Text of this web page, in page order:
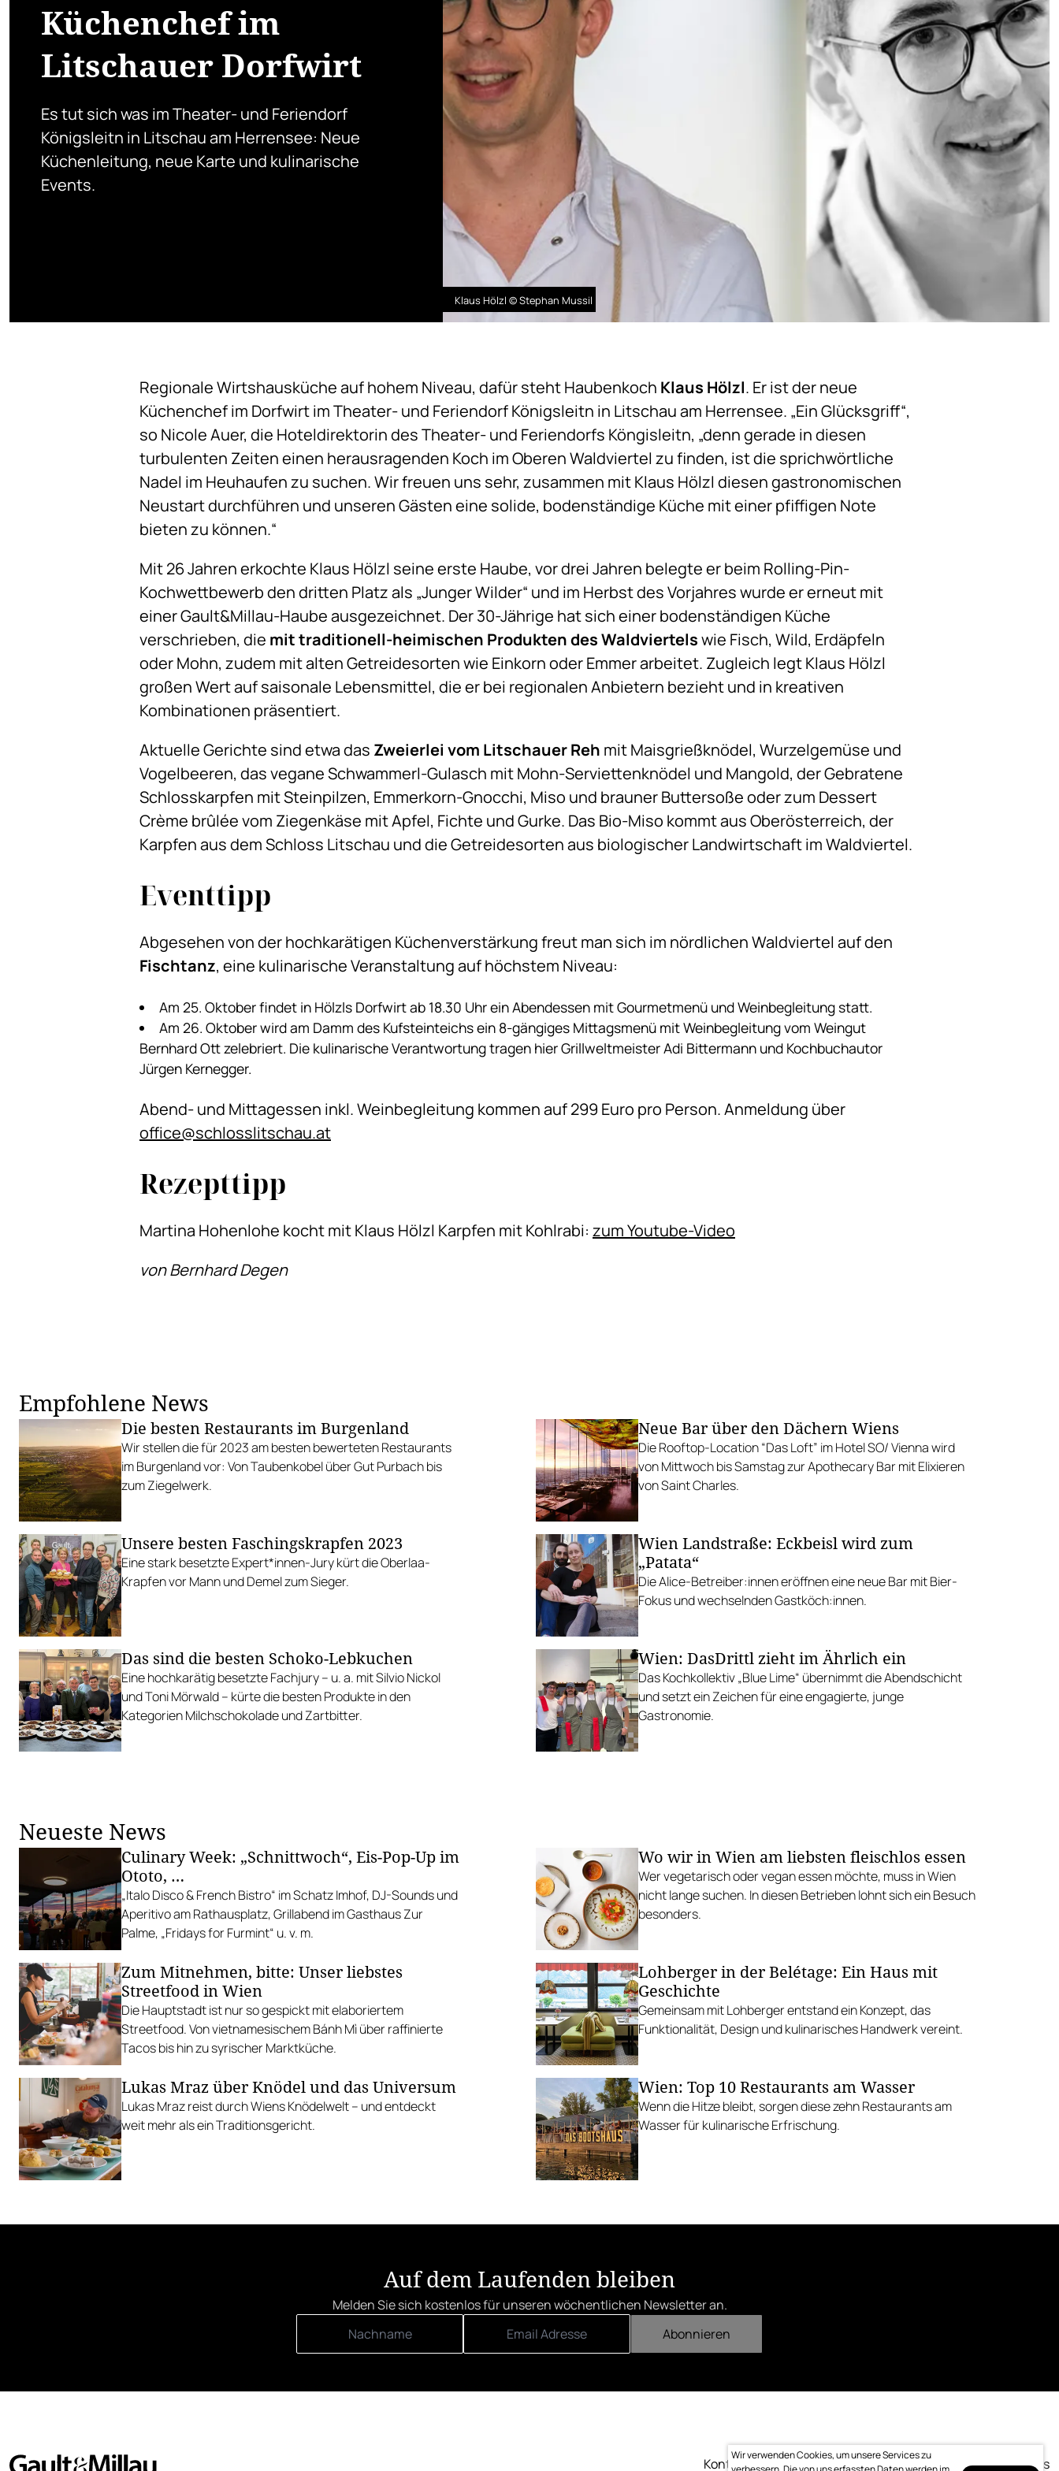
Küchenchef im
Litschauer Dorfwirt
Es tut sich was im Theater- und Feriendorf
Königsleitn in Litschau am Herrensee: Neue
Küchenleitung, neue Karte und kulinarische
Events.
Klaus Hölzl © Stephan Mussil
Regionale Wirtshausküche auf hohem Niveau, dafür steht Haubenkoch Klaus Hölzl. Er ist der neue
Küchenchef im Dorfwirt im Theater- und Feriendorf Königsleitn in Litschau am Herrensee. „Ein Glücksgriff“,
so Nicole Auer, die Hoteldirektorin des Theater- und Feriendorfs Köngisleitn, „denn gerade in diesen
turbulenten Zeiten einen herausragenden Koch im Oberen Waldviertel zu finden, ist die sprichwörtliche
Nadel im Heuhaufen zu suchen. Wir freuen uns sehr, zusammen mit Klaus Hölzl diesen gastronomischen
Neustart durchführen und unseren Gästen eine solide, bodenständige Küche mit einer pfiffigen Note
bieten zu können.“
Mit 26 Jahren erkochte Klaus Hölzl seine erste Haube, vor drei Jahren belegte er beim Rolling-Pin-
Kochwettbewerb den dritten Platz als „Junger Wilder“ und im Herbst des Vorjahres wurde er erneut mit
einer Gault&Millau-Haube ausgezeichnet. Der 30-Jährige hat sich einer bodenständigen Küche
verschrieben, die mit traditionell-heimischen Produkten des Waldviertelswie Fisch, Wild, Erdäpfeln
oder Mohn, zudem mit alten Getreidesorten wie Einkorn oder Emmer arbeitet. Zugleich legt Klaus Hölzl
großen Wert auf saisonale Lebensmittel, die er bei regionalen Anbietern bezieht und in kreativen
Kombinationen präsentiert.
Aktuelle Gerichte sind etwa das Zweierlei vom Litschauer Reh mit Maisgrießknödel, Wurzelgemüse und
Vogelbeeren, das vegane Schwammerl-Gulasch mit Mohn-Serviettenknödel und Mangold, der Gebratene
Schlosskarpfen mit Steinpilzen, Emmerkorn-Gnocchi, Miso und brauner Buttersoße oder zum Dessert
Crème brûlée vom Ziegenkäse mit Apfel, Fichte und Gurke. Das Bio-Miso kommt aus Oberösterreich, der
Karpfen aus dem Schloss Litschau und die Getreidesorten aus biologischer Landwirtschaft im Waldviertel.
Eventtipp
Abgesehen von der hochkarätigen Küchenverstärkung freut man sich im nördlichen Waldviertel auf den
Fischtanz, eine kulinarische Veranstaltung auf höchstem Niveau:
Am 25. Oktober findet in Hölzls Dorfwirt ab 18.30 Uhr ein Abendessen mit Gourmetmenü und Weinbegleitung statt.
Am 26. Oktober wird am Damm des Kufsteinteichs ein 8-gängiges Mittagsmenü mit Weinbegleitung vom Weingut
Bernhard Ott zelebriert. Die kulinarische Verantwortung tragen hier Grillweltmeister Adi Bittermann und Kochbuchautor
Jürgen Kernegger.
Abend- und Mittagessen inkl. Weinbegleitung kommen auf 299 Euro pro Person. Anmeldung über
office@schlosslitschau.at
Rezepttipp
Martina Hohenlohe kocht mit Klaus Hölzl Karpfen mit Kohlrabi: zum Youtube-Video
von Bernhard Degen
Empfohlene News
Die besten Restaurants im Burgenland
Wir stellen die für 2023 am besten bewerteten Restaurants
im Burgenland vor: Von Taubenkobel über Gut Purbach bis
zum Ziegelwerk.
Neue Bar über den Dächern Wiens
Die Rooftop-Location “Das Loft” im Hotel SO/ Vienna wird
von Mittwoch bis Samstag zur Apothecary Bar mit Elixieren
von Saint Charles.
Unsere besten Faschingskrapfen 2023
Eine stark besetzte Expert*innen-Jury kürt die Oberlaa-
Krapfen vor Mann und Demel zum Sieger.
Wien Landstraße: Eckbeisl wird zum
„Patata“
Die Alice-Betreiber:innen eröffnen eine neue Bar mit Bier-
Fokus und wechselnden Gastköch:innen.
Das sind die besten Schoko-Lebkuchen
Eine hochkarätig besetzte Fachjury – u. a. mit Silvio Nickol
und Toni Mörwald – kürte die besten Produkte in den
Kategorien Milchschokolade und Zartbitter.
Wien: DasDrittl zieht im Ährlich ein
Das Kochkollektiv „Blue Lime“ übernimmt die Abendschicht
und setzt ein Zeichen für eine engagierte, junge
Gastronomie.
Neueste News
Culinary Week: „Schnittwoch“, Eis-Pop-Up im
Ototo, …
„Italo Disco & French Bistro“ im Schatz Imhof, DJ-Sounds und
Aperitivo am Rathausplatz, Grillabend im Gasthaus Zur
Palme, „Fridays for Furmint“ u. v. m.
Wo wir in Wien am liebsten fleischlos essen
Wer vegetarisch oder vegan essen möchte, muss in Wien
nicht lange suchen. In diesen Betrieben lohnt sich ein Besuch
besonders.
Zum Mitnehmen, bitte: Unser liebstes
Streetfood in Wien
Die Hauptstadt ist nur so gespickt mit elaboriertem
Streetfood. Von vietnamesischem Bánh Mì über raffinierte
Tacos bis hin zu syrischer Marktküche.
Lohberger in der Belétage: Ein Haus mit
Geschichte
Gemeinsam mit Lohberger entstand ein Konzept, das
Funktionalität, Design und kulinarisches Handwerk vereint.
Lukas Mraz über Knödel und das Universum
Lukas Mraz reist durch Wiens Knödelwelt – und entdeckt
weit mehr als ein Traditionsgericht.
Wien: Top 10 Restaurants am Wasser
Wenn die Hitze bleibt, sorgen diese zehn Restaurants am
Wasser für kulinarische Erfrischung.
Auf dem Laufenden bleiben
Melden Sie sich kostenlos für unseren wöchentlichen Newsletter an.
Abonnieren
KontaktImpressumDatenschutzBewertung Logo-Downloads
Wir verwenden Cookies, um unsere Services zu